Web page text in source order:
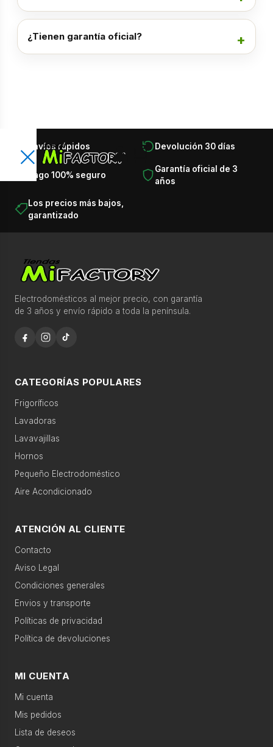
¿Tienen garantía oficial?
× 👤 🛒
T
d
a
s
e
g
o
r
a
s
Pequeño
›
Climatización
›
Agua
caliente
›
Sonido
›
Televisión
›
Encuentra lo que necesitas en
segundos
recomendaciones.
Recomendaciones para comprar más rápido
Ofertas destacadas esta semana
Búsquedas populares
lavadora 9kg
lavavajillas integrable
aire acondicionado
Categorías relacionadas
Productos recomendados
Envíos rápidos Devolución 30 días
Pago 100% seguro
Garantía oficial de 3
años
Los precios más bajos,
garantizado
Electrodomésticos al mejor precio, con garantía
de 3 años y envío rápido a toda la península.
CATEGORÍAS POPULARES
Frigoríficos
Lavadoras
Lavavajillas
Hornos
Pequeño Electrodoméstico
Aire Acondicionado
ATENCIÓN AL CLIENTE
Contacto
Aviso Legal
Condiciones generales
Envios y transporte
Políticas de privacidad
Política de devoluciones
MI CUENTA
Mi cuenta
Mis pedidos
Lista de deseos